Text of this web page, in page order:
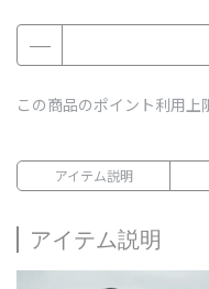
この商品のポイント利用上
アイテム説明
アイテム説明